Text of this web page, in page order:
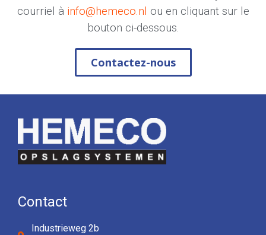
courriel à info@hemeco.nl ou en cliquant sur le
bouton ci-dessous.
Contactez-nous
Contact
Industrieweg 2b